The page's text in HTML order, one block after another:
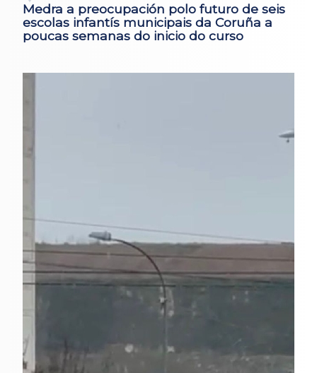
Medra a preocupación polo futuro de seis
escolas infantís municipais da Coruña a
poucas semanas do inicio do curso